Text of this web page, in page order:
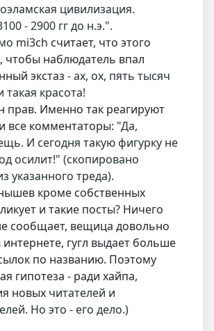
цивилизация.
- 2900 гг до н.э.".
mi3ch считает, что этого
чтобы наблюдатель впал
экстаз - ах, ох, пять тысяч
такая красота!
прав. Именно так реагируют
все комментаторы: "Да,
И сегодня такую фигурку не
осилит!" (скопировано
указанного треда).
кроме собственных
и такие посты? Ничего
сообщает, вещица довольно
интернете, гугл выдает больше
по названию. Поэтому
гипотеза - ради хайпа,
новых читателей и
Но это - его дело.)